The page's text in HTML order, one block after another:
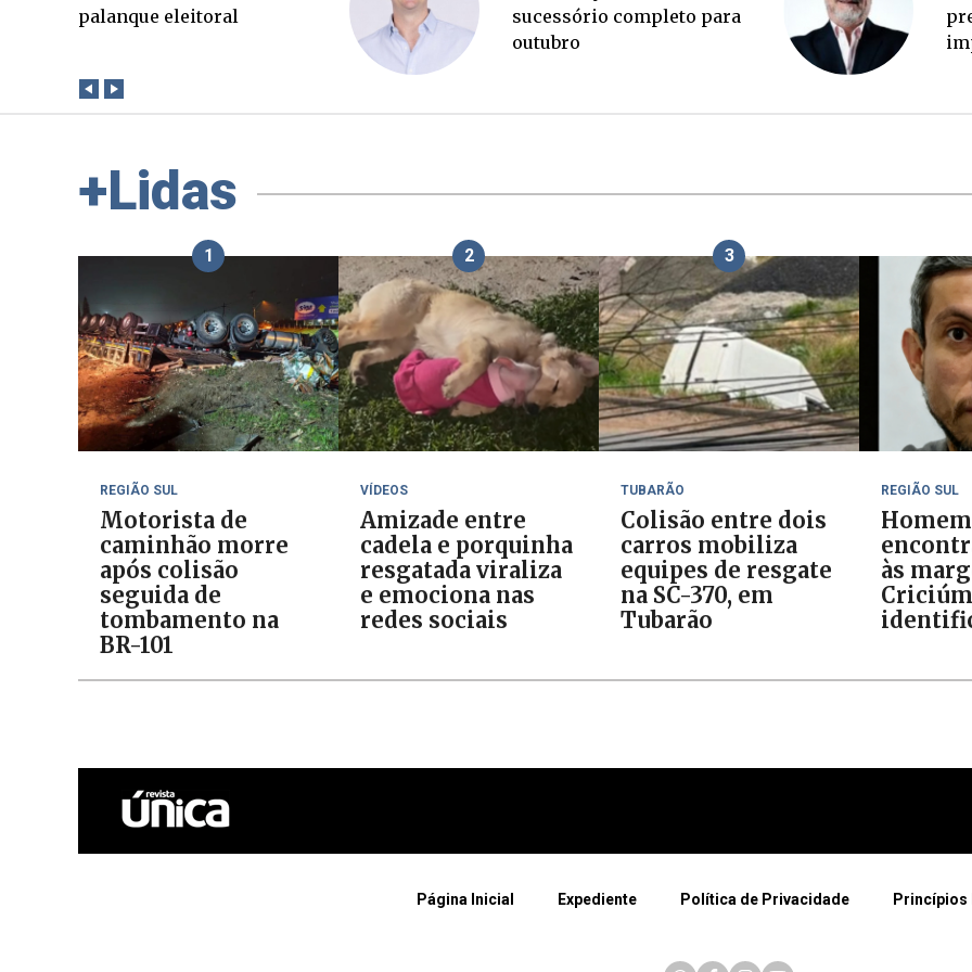
que a verdade. Mas quem
palanque eleitoral
+Lidas
1
REGIÃO SUL
Motorista de
caminhão morre
após colisão
seguida de
tombamento na
BR-101
2
VÍDEOS
Amizade entre
cadela e porquinha
resgatada viraliza
e emociona nas
redes sociais
3
TUBARÃO
Colisão entre dois
carros mobiliza
equipes de resgate
na SC-370, em
Tubarão
REGIÃO SUL
Homem
às
Página Inicial Expediente Política de Privacidade Princípios